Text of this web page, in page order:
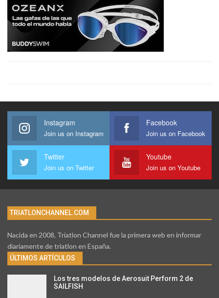
Instagram
Join us on Instagram
Facebook
Join us on Facebook
Twitter
Join us on Twitter
Youtube
Join us on Youtube
TRIATLONCHANNEL.COM
Nacida en 2008, Triatlon Channel fue la primera web en informar
diariamente de triatlon en España.
ÚLTIMOS ARTÍCULOS
Los tres modelos de Aerosuit Perform 2 de
SAILFISH